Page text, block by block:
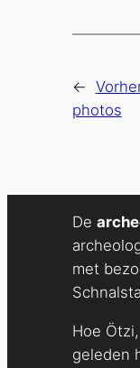
←
photos
De
met
Hoe
geleden